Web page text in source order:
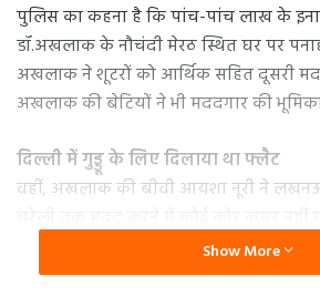
पुलिस का कहना है कि पांच-पांच लाख के
डॉ.अखलाक के नौचंदी मेरठ स्थित घर पर
अखलाक ने शूटरों को आर्थिक सहित दूसरी
अखलाक की बेटियों ने भी मददगार की भूमिका
दिल्ली में गुड्डू के लिए दिलाया था फ्लैट
वहीं, अखलाक की बीवी आयशा नूरी ने
शूटरों को कार भी अखलाक के परिवार ने
पुलिस को यह भी पता चला था कि असद को
Show More